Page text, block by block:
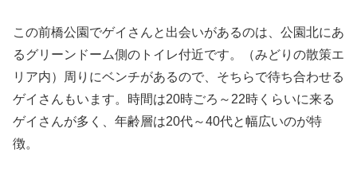
この前橋公園でゲイさんと出会いがあるのは、公園北にあ
るグリーンドーム側のトイレ付近です。（みどりの散策エ
リア内）周りにベンチがあるので、そちらで待ち合わせる
ゲイさんもいます。時間は20時ごろ～22時くらいに来る
ゲイさんが多く、年齢層は20代～40代と幅広いのが特
徴。